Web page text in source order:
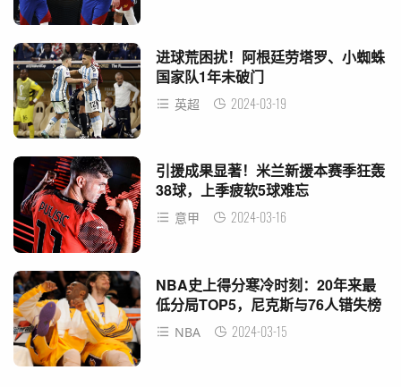
进球荒困扰！阿根廷劳塔罗、小蜘蛛
国家队1年未破门
英超 2024-03-19
引援成果显著！米兰新援本赛季狂轰
38球，上季疲软5球难忘
意甲 2024-03-16
NBA史上得分寒冷时刻：20年来最
低分局TOP5，尼克斯与76人错失榜
单 NBA 2024-03-15